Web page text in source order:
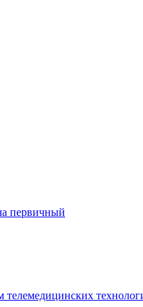
первичный
телемедицинских